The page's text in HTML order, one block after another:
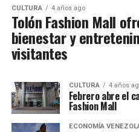
CULTURA 4 años ago
Tolón Fashion Mall
bienestar y
visitantes
CULTURA 4 años
Febrero abre el
Fashion Mall
ECONOMÍA